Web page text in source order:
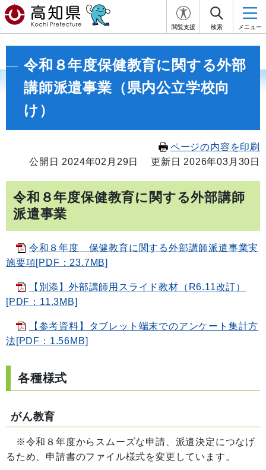
閲覧支援 検索 メニュー
令和８年度保健教育に関する外部
講師派遣事業（県内公立学校向
け）
ページの内容を印刷
公開日 2024年02月29日
更新日 2026年03月30日
令和８年度保健教育に関する外部講師
派遣事業
令和８年度 保健教育に関する外部講師派遣事業実
施要項[PDF：23.7MB]
【別添】外部講師用スライド教材（R6.11改訂）
[PDF：11.3MB]
【参考資料】タブレット端末でのアンケート集計方
法[PDF：1.56MB]
各種様式
がん教育
※令和８年度からスムーズな申請、派遣決定につなげ
るため、申請書のファイル様式を変更しています。